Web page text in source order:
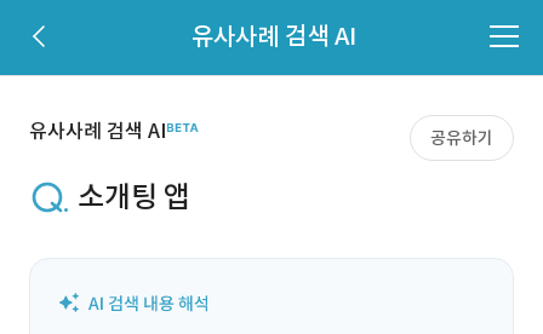
유사사례 검색 AI
유사사례 검색 AI 공유하기
소개팅 앱